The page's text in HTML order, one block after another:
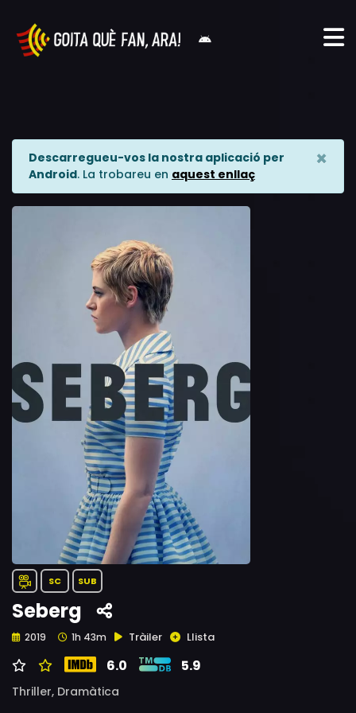
Descarregueu-vos la nostra aplicació per
Android. La trobareu en aquest enllaç
×
SC SUB
Seberg
2019 1h 43m Tràiler Llista
6.0 5.9
Thriller, Dramàtica